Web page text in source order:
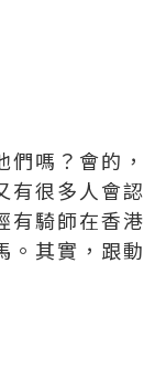
嗎？會的，
有很多人會認
有騎師在香港
。其實，跟動